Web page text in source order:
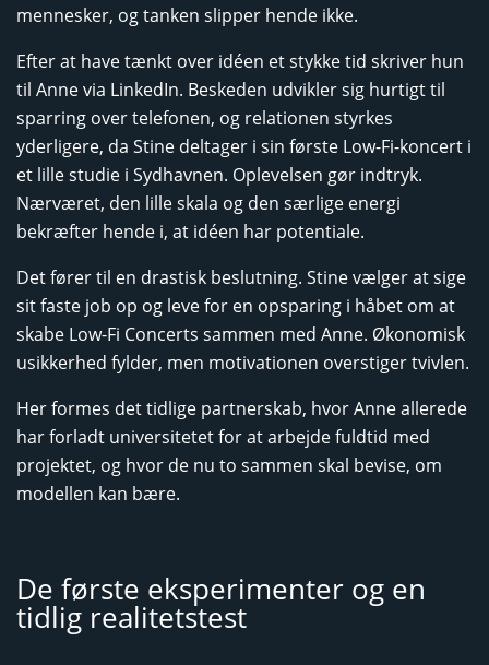
mennesker, og tanken slipper hende ikke.
Efter at have tænkt over idéen et stykke tid skriver hun
til Anne via LinkedIn. Beskeden udvikler sig hurtigt til
sparring over telefonen, og relationen styrkes
yderligere, da Stine deltager i sin første Low-Fi-koncert i
et lille studie i Sydhavnen. Oplevelsen gør indtryk.
Nærværet, den lille skala og den særlige energi
bekræfter hende i, at idéen har potentiale.
Det fører til en drastisk beslutning. Stine vælger at sige
sit faste job op og leve for en opsparing i håbet om at
skabe Low-Fi Concerts sammen med Anne. Økonomisk
usikkerhed fylder, men motivationen overstiger tvivlen.
Her formes det tidlige partnerskab, hvor Anne allerede
har forladt universitetet for at arbejde fuldtid med
projektet, og hvor de nu to sammen skal bevise, om
modellen kan bære.
De første eksperimenter og en
tidlig realitetstest